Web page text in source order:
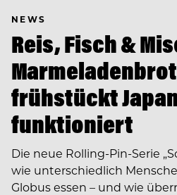
NEWS
Reis, Fisch &
frühstückt
funktioniert
Die neue Rolling-Pin-Serie
wie unterschiedlich
Globus essen – und wie